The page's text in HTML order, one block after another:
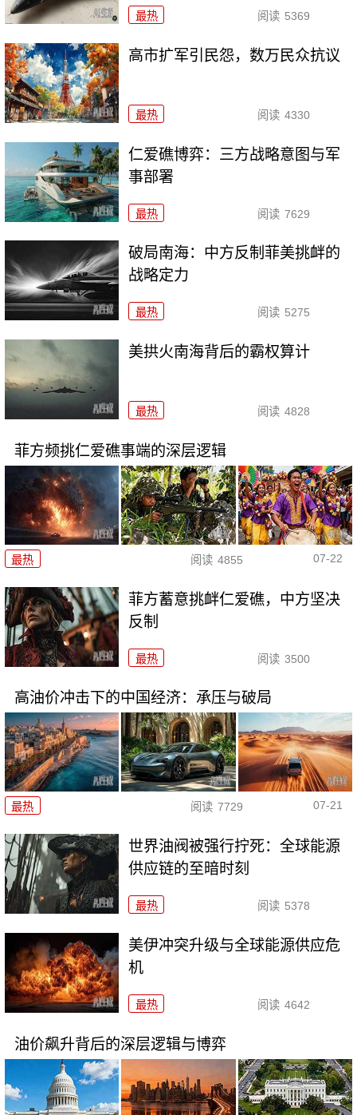
最热 阅读 5369
高市扩军引民怨，数万民众抗议
最热 阅读 4330
仁爱礁博弈：三方战略意图与军
事部署
最热 阅读 7629
破局南海：中方反制菲美挑衅的
战略定力
最热 阅读 5275
美拱火南海背后的霸权算计
最热 阅读 4828
菲方频挑仁爱礁事端的深层逻辑
最热 阅读 4855 07-22
菲方蓄意挑衅仁爱礁，中方坚决
反制
最热 阅读 3500
高油价冲击下的中国经济：承压与破局
最热 阅读 7729 07-21
世界油阀被强行拧死：全球能源
供应链的至暗时刻
最热 阅读 5378
美伊冲突升级与全球能源供应危
机
最热 阅读 4642
油价飙升背后的深层逻辑与博弈